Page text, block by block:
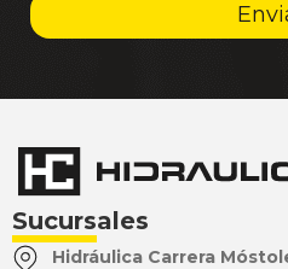
Sucursales
Hidráulica Carrera